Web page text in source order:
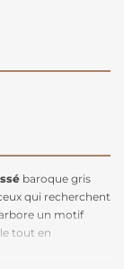
baroque gris
qui recherchent
un motif
tout en
Grâce à sa